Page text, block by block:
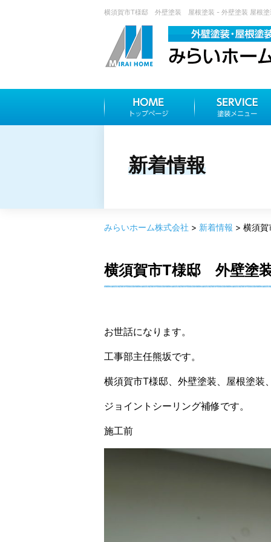
横須賀市T様邸 外壁塗装 屋根塗装 - 外壁塗装 屋根塗
新着情報
みらいホーム株式会社 > 新着情報 > 横須
横須賀市T様邸 外壁塗
お世話になります。
工事部主任熊坂です。
横須賀市T様邸、外壁塗装、屋根塗装
ジョイントシーリング補修です。
施工前